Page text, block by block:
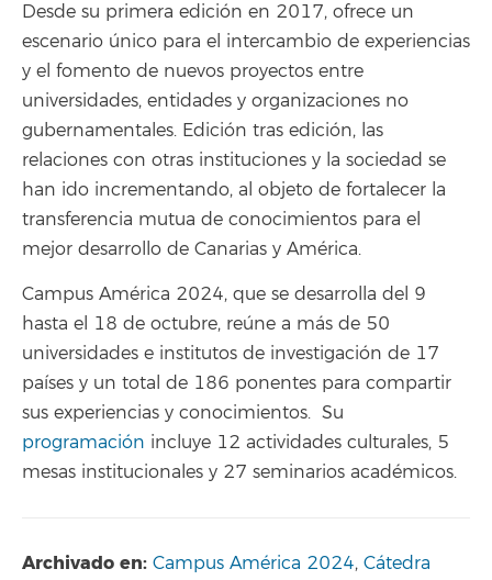
Desde su primera edición en 2017, ofrece un
escenario único para el intercambio de experiencias
y el fomento de nuevos proyectos entre
universidades, entidades y organizaciones no
gubernamentales. Edición tras edición, las
relaciones con otras instituciones y la sociedad se
han ido incrementando, al objeto de fortalecer la
transferencia mutua de conocimientos para el
mejor desarrollo de Canarias y América.
Campus América 2024, que se desarrolla del 9
hasta el 18 de octubre, reúne a más de 50
universidades e institutos de investigación de 17
países y un total de 186 ponentes para compartir
sus experiencias y conocimientos. Su
programación incluye 12 actividades culturales, 5
mesas institucionales y 27 seminarios académicos.
Archivado en: Campus América 2024, Cátedra